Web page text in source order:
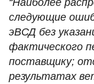
следующие
эВСД без
фактического
поставщику;
результатах